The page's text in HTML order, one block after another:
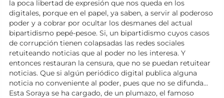
la poca libertad de expresión que nos queda en los
digitales, porque en el papel, ya saben, a servir al poderoso
poder y a cobrar por ocultar los desmanes del actual
bipartidismo pepé-pesoe. Si, un bipartidismo cuyos casos
de corrupción tienen colapsadas las redes sociales
retuiteando noticias que al poder no les interesa. Y
entonces restauran la censura, que no se puedan retuitear
noticias. Que si algún periódico digital publica alguna
noticia no conveniente al poder, pues que no se difunda...
Esta Soraya se ha cargado, de un plumazo, el famoso